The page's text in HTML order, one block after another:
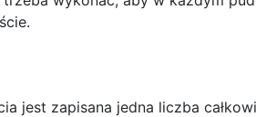
jest zapisana jedna liczba